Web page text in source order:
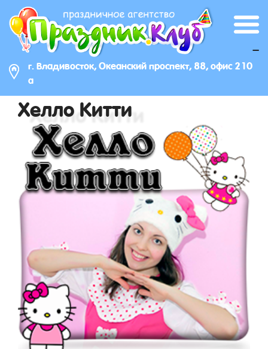
г. Владивосток, Океанский проспект, 88, офис 210
а
_
Хелло Китти